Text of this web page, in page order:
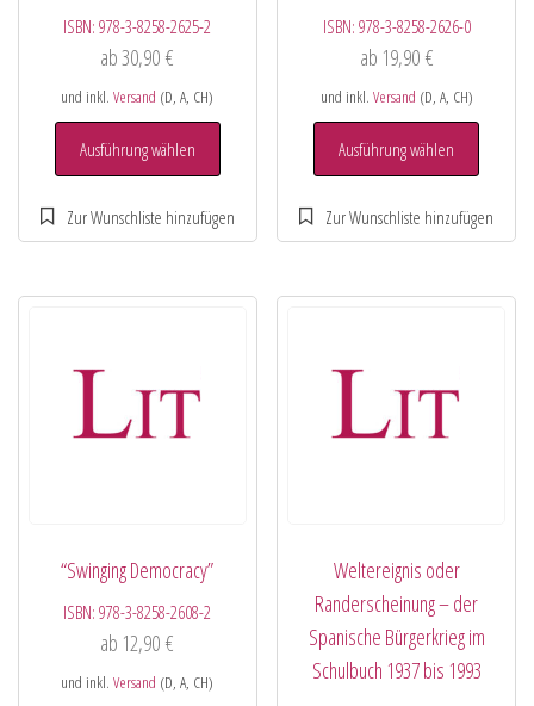
ISBN:978-3-8258-2625-2
ab30,90€
und inkl.Versand (D, A, CH)
Ausführung wählen
ISBN: 978-3-8258-2626-0
ab 19,90 €
und inkl. Versand (D, A, CH)
Ausführung wählen
“Swinging Democracy”
ISBN:978-3-8258-2608-2
ab 12,90€
und inkl.Versand (D, A, CH)
Weltereignis oder
Randerscheinung – der
Spanische Bürgerkrieg im
Schulbuch 1937 bis 1993